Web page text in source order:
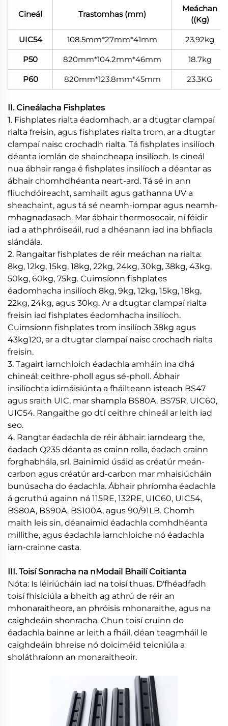
Cineál Trastomhas (mm)
Meáchan
((Kg)
UIC54 108.5mm*27mm*41mm 23.92kg
P50 820mm*104.2mm*46mm 18.7kg
P60 820mm*123.8mm*45mm 23.3KG
II. Cineálacha Fishplates
1. Fishplates rialta éadomhach, ar a dtugtar clampaí
rialta freisin, agus fishplates rialta trom, ar a dtugtar
clampaí naisc crochadh rialta. Tá fishplates insilíoch
déanta iomlán de shaincheapa insilíoch. Is cineál
nua ábhair ranga é fishplates insilíoch a déantar as
ábhair chomhdhéanta neart-ard. Tá sé in ann
fliuchdóireacht, samhailt agus gathanna UV a
sheachaint, agus tá sé neamh-iompar agus neamh-
mhagnadasach. Mar ábhair thermosocair, ní féidir
iad a athphróiseáil, rud a dhéanann iad ina bhfiacla
slándála.
2. Rangaitar fishplates de réir meáchan na rialta:
8kg, 12kg, 15kg, 18kg, 22kg, 24kg, 30kg, 38kg, 43kg,
50kg, 60kg, 75kg. Cuimsíonn fishplates
éadomhacha insilíoch 8kg, 9kg, 12kg, 15kg, 18kg,
22kg, 24kg, agus 30kg. Ar a dtugtar clampaí rialta
freisin iad fishplates éadomhacha insilíoch.
Cuimsíonn fishplates trom insilíoch 38kg agus
43kg120, ar a dtugtar clampaí naisc crochadh rialta
freisin.
3. Tagairt iarnchloich éadachla amháin ina dhá
chineál: ceithre-pholl agus sé-pholl. Ábhair
insilíochta idirnáisiúnta a fháilteann isteach BS47
agus sraith UIC, mar shampla BS80A, BS75R, UIC60,
UIC54. Rangaithe go dtí ceithre chineál ar leith iad
seo.
4. Rangtar éadachla de réir ábhair: iarndearg the,
éadach Q235 déanta as crainn rolla, éadach crainn
forghabhála, srl. Bainimid úsáid as créatúr meán-
carbon agus créatúr ard-carbon mar mhaisiúcháin
bunúsacha do éadachla. Ábhair phríomha éadachla
á gcruthú againn ná 115RE, 132RE, UIC60, UIC54,
BS80A, BS90A, BS100A, agus 90/91LB. Chomh
maith leis sin, déanaimid éadachla comhdhéanta
millithe, agus éadachla iarnchloiche nó éadachla
iarn-crainne casta.
III. Toisí Sonracha na nModail Bhailí Coitianta
Nóta: Is léiriúcháin iad na toisí thuas. D'fhéadfadh
toisí fhisiciúla a bheith ag athrú de réir an
mhonaraitheora, an phróisis mhonaraithe, agus na
caighdeáin shonracha. Chun toisí cruinn do
éadachla bainne ar leith a fháil, déan teagmháil le
caighdeáin bhreise nó doiciméid teicniúla a
sholáthraíonn an monaraitheoir.